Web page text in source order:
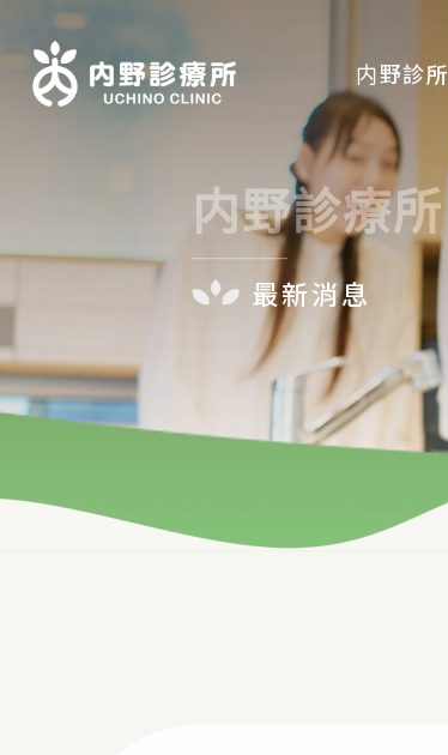
内野診所
診療時間
本院簡介
初診須知
聯絡我們
最新消息
内野診療所